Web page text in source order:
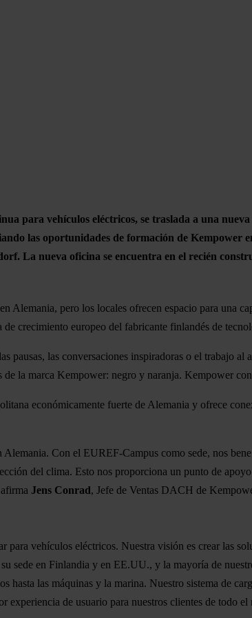
para vehículos eléctricos, se traslada a una
las oportunidades de formación de Kempower
La nueva oficina se encuentra en el recién
Alemania, pero los locales ofrecen espacio para una
crecimiento europeo del fabricante finlandés de
pausas, las conversaciones inspiradoras o el trabajo
la marca Kempower: negro y naranja. Kempower
económicamente fuerte de Alemania y ofrece
Con el EUREF-Campus como sede, nos
del clima. Esto nos proporciona un punto de
Jens Conrad, Jefe de Ventas DACH de
vehículos eléctricos. Nuestra visión es crear las
sede en Finlandia y en EE.UU., y la mayoría de
hasta las máquinas y la marina. Nuestro sistema de
de usuario para nuestros clientes de todo